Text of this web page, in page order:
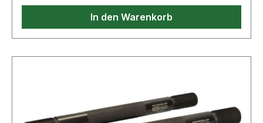
Montageschlüssel-Satz, 4-tlg
In den Warenkorb